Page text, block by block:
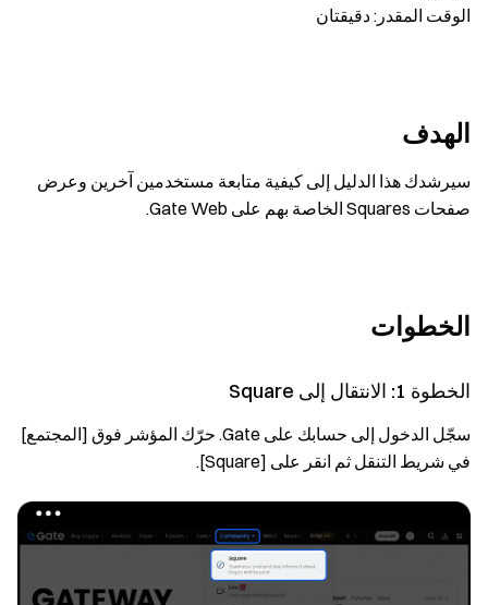
الوقت المقدر: دقيقتان
الهدف
سيرشدك هذا الدليل إلى كيفية متابعة مستخدمين آخرين وعرض
صفحات Squares الخاصة بهم على Gate Web.
الخطوات
الخطوة 1: الانتقال إلى Square
سجّل الدخول إلى حسابك على Gate. حرّك المؤشر فوق [المجتمع]
في شريط التنقل ثم انقر على [Square].